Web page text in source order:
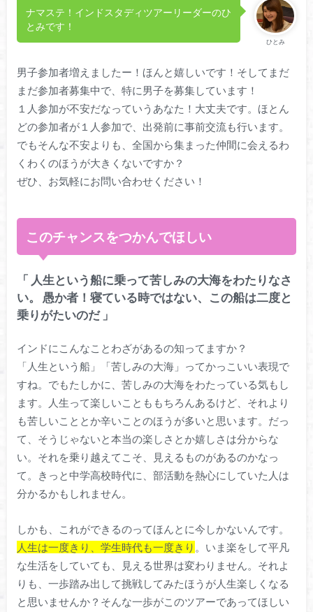
ひとみ
ナマステ！インドスタディツアーリーダーのひ
とみです！
男子参加者増えましたー！ほんと嬉しいです！そしてまだ
まだ参加者募集中で、特に男子を募集しています！
１人参加が不安だなっていうあなた！大丈夫です。ほとん
どの参加者が１人参加で、出発前に事前交流も行います。
でもそんな不安よりも、全国から集まった仲間に会えるわ
くわくのほうが大きくないですか？
ぜひ、お気軽にお問い合わせください！
このチャンスをつかんでほしい
「 人生という船に乗って苦しみの大海をわたりなさ
い。 愚か者！寝ている時ではない、この船は二度と
乗りがたいのだ 」
インドにこんなことわざがあるの知ってますか？
「人生という船」「苦しみの大海」ってかっこいい表現で
すね。でもたしかに、苦しみの大海をわたっている気もし
ます。人生って楽しいことももちろんあるけど、それより
も苦しいこととか辛いことのほうが多いと思います。だっ
て、そうじゃないと本当の楽しさとか嬉しさは分からな
い。それを乗り越えてこそ、見えるものがあるのかなっ
て。きっと中学高校時代に、部活動を熱心にしていた人は
分かるかもしれません。
しかも、これができるのってほんとに今しかないんです。
人生は一度きり、学生時代も一度きり 。いま楽をして平凡
な生活をしていても、見える世界は変わりません。それよ
りも、一歩踏み出して挑戦してみたほうが人生楽しくなる
と思いませんか？そんな一歩がこのツアーであってほしい